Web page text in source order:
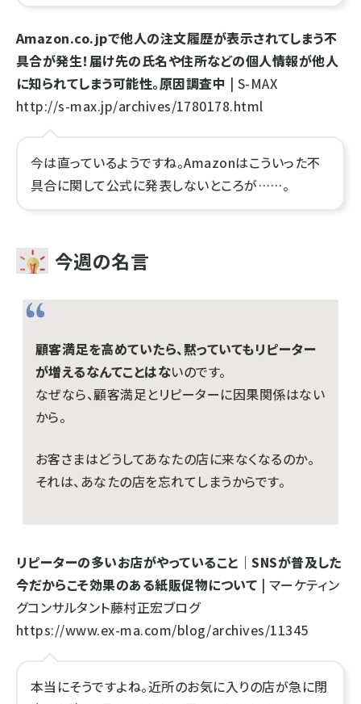
Amazon.co.jpで他人の注文履歴が表示されてしまう不
具合が発生！届け先の氏名や住所などの個人情報が他人
に知られてしまう可能性。原因調査中 | S-MAX
http://s-max.jp/archives/1780178.html
今は直っているようですね。Amazonはこういった不
具合に関して公式に発表しないところが……。
今週の名言
顧客満足を高めていたら、黙っていてもリピーター
が増えるなんてことはないのです。
なぜなら、顧客満足とリピーターに因果関係はない
から。
お客さまはどうしてあなたの店に来なくなるのか。
それは、あなたの店を忘れてしまうからです。
リピーターの多いお店がやっていること｜SNSが普及した
今だからこそ効果のある紙販促物について | マーケティン
グコンサルタント藤村正宏ブログ
https://www.ex-ma.com/blog/archives/11345
本当にそうですよね。近所のお気に入りの店が急に閉